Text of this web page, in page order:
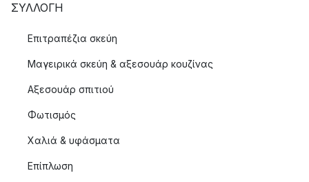
ΣΥΛΛΟΓΉ
Επιτραπέζια σκεύη
Μαγειρικά σκεύη & αξεσουάρ κουζίνας
Αξεσουάρ σπιτιού
Φωτισμός
Χαλιά & υφάσματα
Επίπλωση